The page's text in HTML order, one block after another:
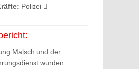
Polizei
Malsch und der
wurden